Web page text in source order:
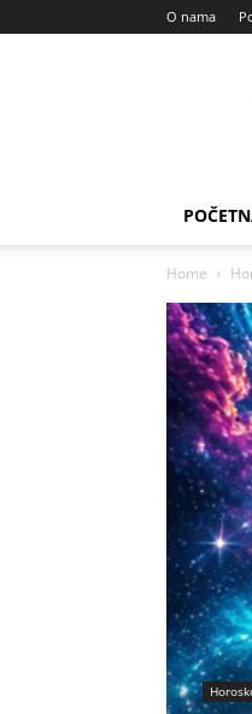
O nama
Home